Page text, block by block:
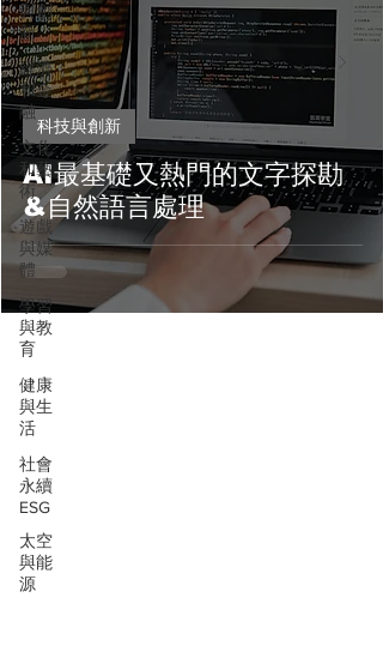
與創
新
經濟
和金
融
文化
和藝
術
遊戲
與媒
體
學習
與教
育
健康
與生
活
社會
永續
ESG
太空
與能
源
AI最基礎又熱門的文字探勘
&自然語言處理
科技與創新